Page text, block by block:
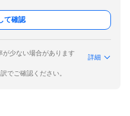
て確認
が少ない場合があります
詳細
でご確認ください。